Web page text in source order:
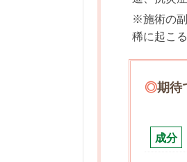
※施術の
稀に起こ
◎期待
成分